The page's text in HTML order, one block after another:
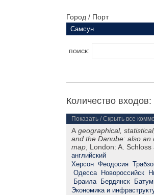
Город / Порт
поиск:
Количество входов:
Показать / Скрыть все
A geographical,
and the Danube: also
map, London: A.
английский
Херсон Феодосия
Одесса
Новороссийск
Браила
Бердянск
Экономика и